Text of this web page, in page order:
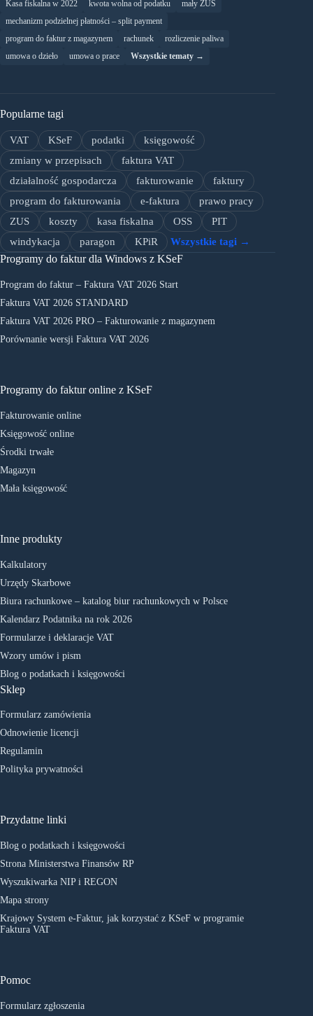
Kasa fiskalna w 2022
kwota wolna od podatku
mały ZUS
mechanizm podzielnej płatności – split payment
program do faktur z magazynem
rachunek
rozliczenie paliwa
umowa o dzieło
umowa o prace Wszystkie tematy →
Popularne tagi
VAT KSeF podatki
księgowość
zmiany w przepisach
faktura VAT
działalność gospodarcza
fakturowanie
faktury
program do fakturowania
e-faktura
prawo pracy
ZUS
koszty kasa fiskalna OSS
PIT
windykacja
paragon KPiR Wszystkie tagi →
Programy do faktur dla Windows z KSeF
Program do faktur – Faktura VAT 2026 Start
Faktura VAT 2026 STANDARD
Faktura VAT 2026 PRO – Fakturowanie z magazynem
Porównanie wersji Faktura VAT 2026
Programy do faktur online z KSeF
Fakturowanie online
Księgowość online
Środki trwałe
Magazyn
Mała księgowość
Inne produkty
Kalkulatory
Urzędy Skarbowe
Biura rachunkowe – katalog biur rachunkowych w Polsce
Kalendarz Podatnika na rok 2026
Formularze i deklaracje VAT
Wzory umów i pism
Blog o podatkach i księgowości
Sklep
Formularz zamówienia
Odnowienie licencji
Regulamin
Polityka prywatności
Przydatne linki
Blog o podatkach i księgowości
Strona Ministerstwa Finansów RP
Wyszukiwarka NIP i REGON
Mapa strony
Krajowy System e-Faktur, jak korzystać z KSeF w programie
Faktura VAT
Pomoc
Formularz zgłoszenia